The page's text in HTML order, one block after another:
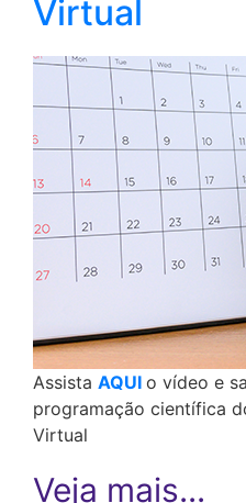
Virtual
Assista AQUI o vídeo e
programação científica
Virtual